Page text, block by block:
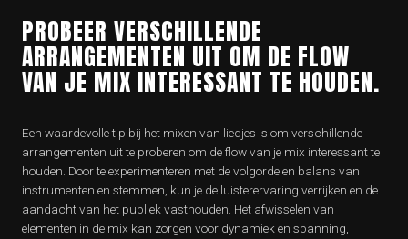
PROBEER VERSCHILLENDE
ARRANGEMENTEN UIT OM DE FLOW
VAN JE MIX INTERESSANT TE HOUDEN.
Een waardevolle tip bij het mixen van liedjes is om verschillende
arrangementen uit te proberen om de flow van je mix interessant te
houden. Door te experimenteren met de volgorde en balans van
instrumenten en stemmen, kun je de luisterervaring verrijken en de
aandacht van het publiek vasthouden. Het afwisselen van
elementen in de mix kan zorgen voor dynamiek en spanning,